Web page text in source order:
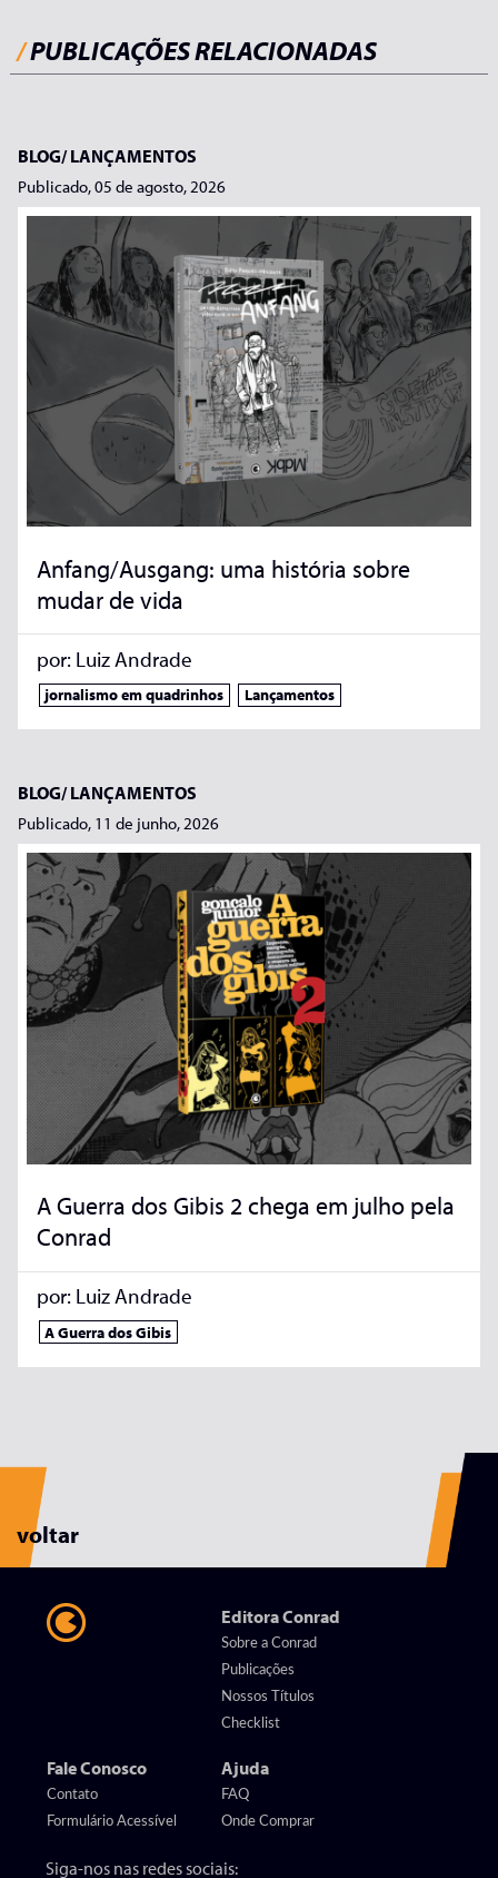
/PUBLICAÇÕES RELACIONADAS
BLOG/LANÇAMENTOS
Publicado, 05 de agosto, 2026
Anfang/Ausgang: uma história sobre
mudar de vida
por: Luiz Andrade
jornalismo em quadrinhos Lançamentos
BLOG/LANÇAMENTOS
Publicado, 11 de junho, 2026
A Guerra dos Gibis 2 chega em julho pela
Conrad
por: Luiz Andrade
A Guerra dos Gibis
voltar
Editora Conrad
Sobre a Conrad
Publicações
Nossos Títulos
Checklist
Fale Conosco
Contato
Formulário Acessível
Ajuda
FAQ
Onde Comprar
Siga-nos nas redes sociais: